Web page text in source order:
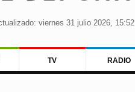
viernes 31 julio 2026, 15:52
TV RADIO